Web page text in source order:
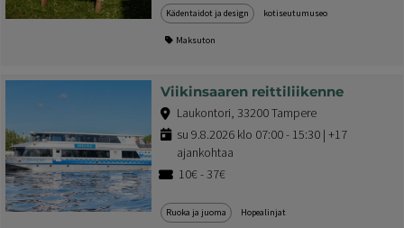
Kädentaidot ja design kotiseutumuseo
Maksuton
Viikinsaaren reittiliikenne
Laukontori, 33200 Tampere
su 9.8.2026 klo 07:00 - 15:30 | +17
ajankohtaa
10€ - 37€
Ruoka ja juoma Hopealinjat